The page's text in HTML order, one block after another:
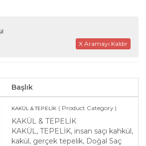
X Aramayı Kaldır
Başlık
KAKÜL & TEPELİK ( Product Category )
KAKÜL & TEPELİK
KAKÜL, TEPELİK, insan saçı kahkül,
kakül, gerçek tepelik, Doğal Saç